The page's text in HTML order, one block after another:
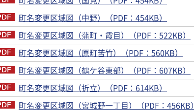
町名変更区域図（中野）（PDF：454KB）
町名変更区域図（蒲町・霞目）（PDF：522KB）
町名変更区域図（原町苦竹）（PDF：560KB）
町名変更区域図（鶴ケ谷東部）（PDF：607KB）
町名変更区域図（折立）（PDF：614KB）
町名変更区域図（宮城野一丁目）（PDF：456KB）